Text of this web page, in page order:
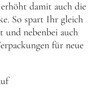
damit auch die
So spart Ihr gleich
und nebenbei auch
für neue